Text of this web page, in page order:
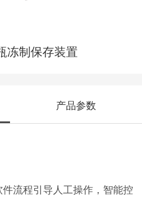
冻制保存装置
产品参数
流程引导人工操作，智能控